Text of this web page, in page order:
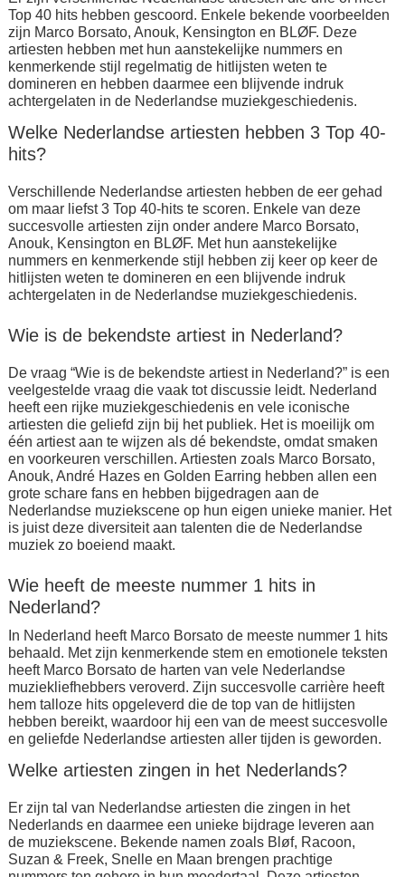
Top 40 hits hebben gescoord. Enkele bekende voorbeelden
zijn Marco Borsato, Anouk, Kensington en BLØF. Deze
artiesten hebben met hun aanstekelijke nummers en
kenmerkende stijl regelmatig de hitlijsten weten te
domineren en hebben daarmee een blijvende indruk
achtergelaten in de Nederlandse muziekgeschiedenis.
Welke Nederlandse artiesten hebben 3 Top 40-
hits?
Verschillende Nederlandse artiesten hebben de eer gehad
om maar liefst 3 Top 40-hits te scoren. Enkele van deze
succesvolle artiesten zijn onder andere Marco Borsato,
Anouk, Kensington en BLØF. Met hun aanstekelijke
nummers en kenmerkende stijl hebben zij keer op keer de
hitlijsten weten te domineren en een blijvende indruk
achtergelaten in de Nederlandse muziekgeschiedenis.
Wie is de bekendste artiest in Nederland?
De vraag “Wie is de bekendste artiest in Nederland?” is een
veelgestelde vraag die vaak tot discussie leidt. Nederland
heeft een rijke muziekgeschiedenis en vele iconische
artiesten die geliefd zijn bij het publiek. Het is moeilijk om
één artiest aan te wijzen als dé bekendste, omdat smaken
en voorkeuren verschillen. Artiesten zoals Marco Borsato,
Anouk, André Hazes en Golden Earring hebben allen een
grote schare fans en hebben bijgedragen aan de
Nederlandse muziekscene op hun eigen unieke manier. Het
is juist deze diversiteit aan talenten die de Nederlandse
muziek zo boeiend maakt.
Wie heeft de meeste nummer 1 hits in
Nederland?
In Nederland heeft Marco Borsato de meeste nummer 1 hits
behaald. Met zijn kenmerkende stem en emotionele teksten
heeft Marco Borsato de harten van vele Nederlandse
muziekliefhebbers veroverd. Zijn succesvolle carrière heeft
hem talloze hits opgeleverd die de top van de hitlijsten
hebben bereikt, waardoor hij een van de meest succesvolle
en geliefde Nederlandse artiesten aller tijden is geworden.
Welke artiesten zingen in het Nederlands?
Er zijn tal van Nederlandse artiesten die zingen in het
Nederlands en daarmee een unieke bijdrage leveren aan
de muziekscene. Bekende namen zoals Bløf, Racoon,
Suzan & Freek, Snelle en Maan brengen prachtige